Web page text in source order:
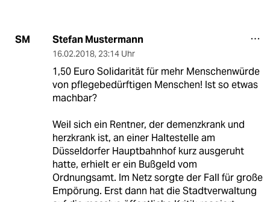
SM Stefan Mustermann
16.02.2018, 23:14 Uhr
1,50 Euro Solidarität für mehr Menschenwürde
von pflegebedürftigen Menschen! Ist so etwas
machbar?
Weil sich ein Rentner, der demenzkrank und
herzkrank ist, an einer Haltestelle am
Düsseldorfer Hauptbahnhof kurz ausgeruht
hatte, erhielt er ein Bußgeld vom
Ordnungsamt. Im Netz sorgte der Fall für große
Empörung. Erst dann hat die Stadtverwaltung